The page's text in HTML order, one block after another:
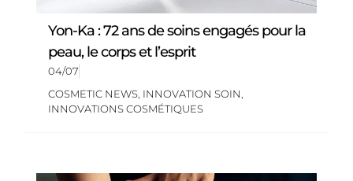
Yon-Ka : 72 ans de soins engagés pour la
peau, le corps et l’esprit
04/07
COSMETIC NEWS, INNOVATION SOIN
INNOVATIONS COSMÉTIQUES